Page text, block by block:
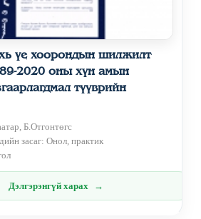
үе хоорондын шилжилт
2020 оны хүн амын
түүврийн
Б.Отгонтөгс
засаг: Онол, практик
Дэлгэрэнгүй харах